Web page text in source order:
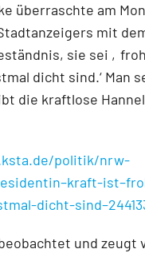
überraschte am
mit
sie sei
dicht sind.‘ Man
die kraftlose
politik/nrw-
dicht-
und zeugt